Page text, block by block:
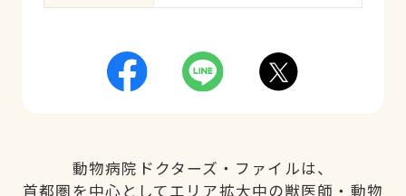
動物病院ドクターズ・ファイルは、
首都圏を中心としてエリア拡大中の獣医師・動物